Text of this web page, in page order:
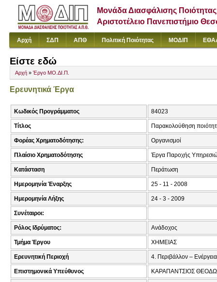
Μονάδα Διασφάλισης Ποιότητας
Αριστοτέλειο Πανεπιστήμιο
Αρχή ΣΔΠ ΑΠΘ Πολιτική Ποιότητας ΜΟΔΙΠ
Είστε εδώ
Αρχή » Έργο ΜΟ.ΔΙ.Π.
Ερευνητικά Έργα
Κωδικός Προγράμματος 84023
Τίτλος Παρακολούθηση
Φορέας Χρηματοδότησης: Οργανισμοί
Πλαίσιο Χρηματοδότησης Έργα Παροχής
Κατάσταση Περάτωση
Ημερομηνία Έναρξης 25 - 11 - 2008
Ημερομηνία Λήξης 24 - 3 - 2009
Συνέταιροι:
Ρόλος Ιδρύματος: Ανάδοχος
Τμήμα Έργου ΧΗΜΕΙΑΣ
Ερευνητική Περιοχή 4. Περιβάλλον – Ενέργεια
Επιστημονικά Υπεύθυνος ΚΑΡΑΠΑΝΤΣΙΟΣ